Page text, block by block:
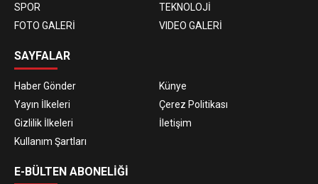
SPOR
TEKNOLOJİ
FOTO GALERİ
VIDEO GALERİ
SAYFALAR
Haber Gönder
Künye
Yayın İlkeleri
Çerez Politikası
Gizlilik İlkeleri
İletişim
Kullanım Şartları
E-BÜLTEN ABONELİĞİ